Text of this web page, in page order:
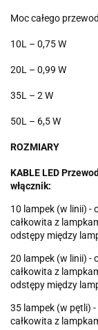
Moc całego
10L – 0,75 W
20L – 0,99 W
35L – 2 W
50L – 6,5 W
ROZMIARY
KABLE LED
włącznik:
10 lampek (w linii) -
całkowita z
odstępy między
20 lampek (w linii) -
całkowita z
odstępy między
35 lampek (w pętli)
całkowita z